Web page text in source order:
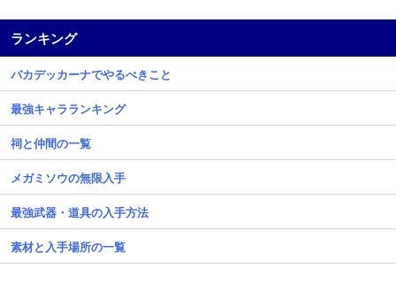
ランキング
バカデッカーナでやるべきこと
最強キャラランキング
祠と仲間の一覧
メガミソウの無限入手
最強武器・道具の入手方法
素材と入手場所の一覧